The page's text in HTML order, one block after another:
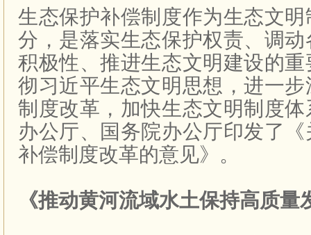
生态保护补偿制度作为生态文
分，是落实生态保护权责、调
积极性、推进生态文明建设的
彻习近平生态文明思想，进一
制度改革，加快生态文明制度
办公厅、国务院办公厅印发了
补偿制度改革的意见》。
《推动黄河流域水土保持高质